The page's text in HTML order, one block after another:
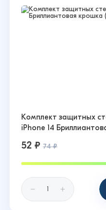
Комплект защитных
iPhone 14
52 ₽ 74 ₽